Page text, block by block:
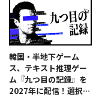
韓国・半地下ゲーム
ス、テキスト推理ゲー
ム『九つ目の記録』を
2027年に配信！選択肢